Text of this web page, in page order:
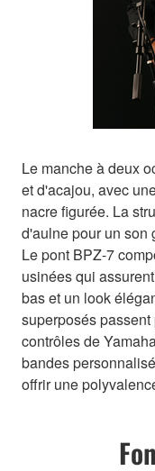
Le manche à deux
et d'acajou, avec
nacre figurée. La
d'aulne pour un son
Le pont BPZ-7
usinées qui
bas et un look
superposés
contrôles de
bandes
offrir une